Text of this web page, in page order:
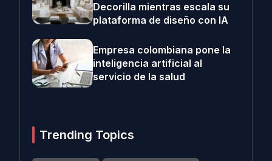
Decorilla mientras escala su
plataforma de diseño con IA
Empresa colombiana pone la
inteligencia artificial al
servicio de la salud
Trending Topics